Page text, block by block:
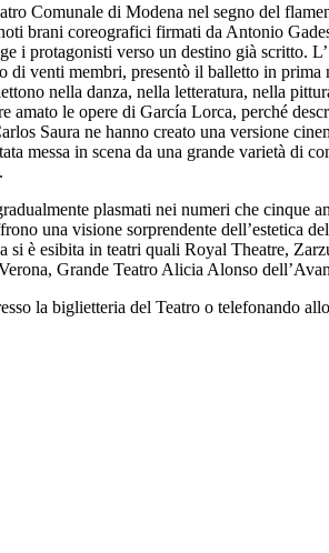
Comunale di Modena nel segno del
brani coreografici firmati da Antonio
i protagonisti verso un destino già scritto.
di venti membri, presentò il balletto in
nella danza, nella letteratura, nella
amato le opere di García Lorca, perché
Saura ne hanno creato una versione
messa in scena da una grande varietà di
plasmati nei numeri che cinque
una visione sorprendente dell’estetica
è esibita in teatri quali Royal Theatre,
Grande Teatro Alicia Alonso
la biglietteria del Teatro o telefonando